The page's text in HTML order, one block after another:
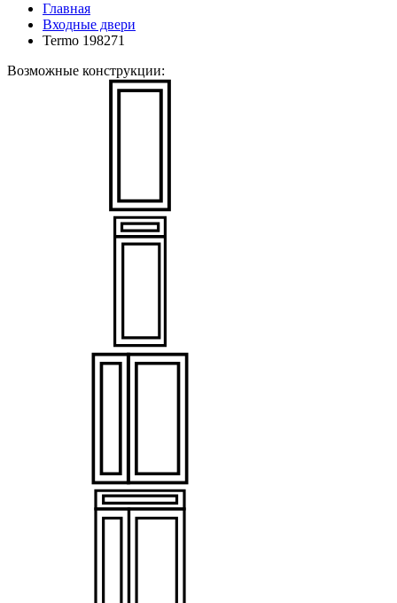
Главная
Входные двери
Termo 198271
Возможные конструкции: